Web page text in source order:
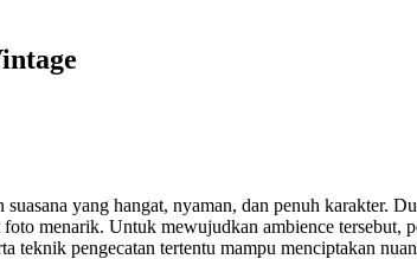
yang hangat, nyaman, dan penuh karakter.
menarik. Untuk mewujudkan ambience tersebut,
teknik pengecatan tertentu mampu menciptakan